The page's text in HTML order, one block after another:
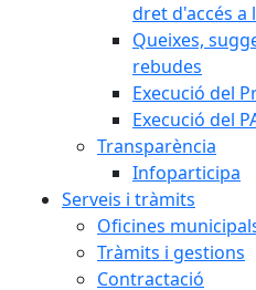
dret d'accés a
Queixes,
rebudes
Execució del
Execució del
Transparència
Infoparticipa
Serveis i tràmits
Oficines
Tràmits i gestions
Contractació